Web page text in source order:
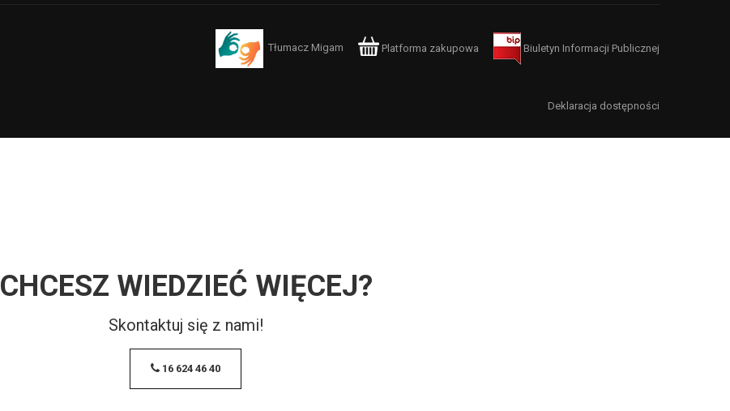
Tłumacz Migam Platforma zakupowa Biuletyn Informacji Publicznej
Deklaracja dostępności
CHCESZ WIEDZIEĆ WIĘCEJ?
Skontaktuj się z nami!
16 624 46 40